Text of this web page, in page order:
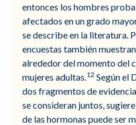
entonces los hombres
afectados en un grado
se describe en la literatura.
encuestas también
alrededor del momento del
mujeres adultas.12 Según el
dos fragmentos de
se consideran juntos,
de las hormonas puede ser